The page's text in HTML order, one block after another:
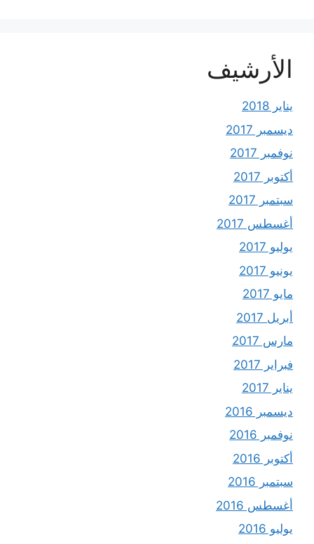
الأرشيف
يناير 2018
ديسمبر 2017
نوفمبر 2017
أكتوبر 2017
سبتمبر 2017
أغسطس 2017
يوليو 2017
يونيو 2017
مايو 2017
أبريل 2017
مارس 2017
فبراير 2017
يناير 2017
ديسمبر 2016
نوفمبر 2016
أكتوبر 2016
سبتمبر 2016
أغسطس 2016
يوليو 2016